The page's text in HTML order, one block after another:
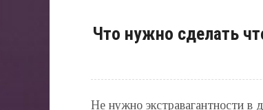
Что нужно сделать
Не нужно экстравагантности в